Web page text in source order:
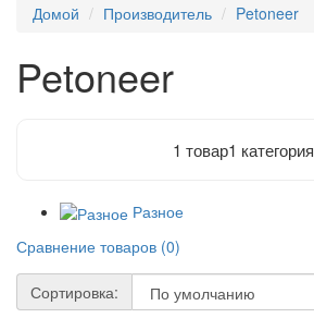
Домой Производитель Petoneer
Petoneer
1 товар1 категория
Разное
Сравнение товаров (0)
Сортировка: